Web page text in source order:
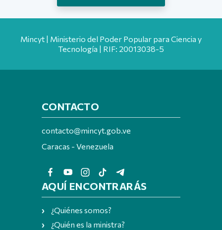
Mincyt | Ministerio del Poder Popular para Ciencia y
Tecnología | RIF: 20013038-5
CONTACTO
contacto@mincyt.gob.ve
Caracas - Venezuela
AQUÍ ENCONTRARÁS
¿Quiénes somos?
¿Quién es la ministra?